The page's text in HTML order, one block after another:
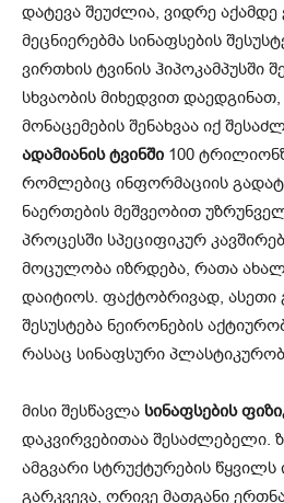
დატევა შეუძლია, ვიდრე
მეცნიერებმა სინაფსების
ვირთხის ტვინის ჰიპოკამპუსში
სხვაობის მიხედვით
მონაცემების შენახვაა იქ
ადამიანის ტვინში 100
რომლებიც ინფორმაციის
ნაერთების მეშვეობით
პროცესში სპეციფიკურ
მოცულობა იზრდება, რათა
დაიტიოს. ფაქტობრივად, ასეთი
შესუსტება ნეირონების
რასაც სინაფსური
მისი შესწავლა სინაფსების
დაკვირვებითაა შესაძლებელი.
ამგვარი სტრუქტურების წყვილს
გარკვევა, ორივე მათგანი